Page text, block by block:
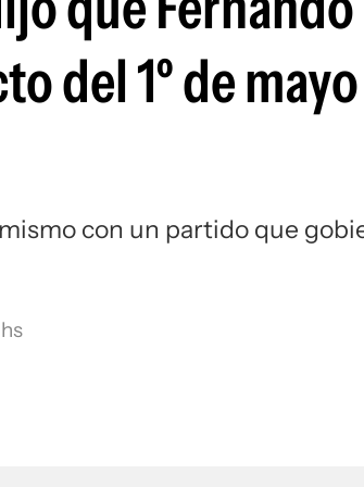
del 1º de
con un partido que